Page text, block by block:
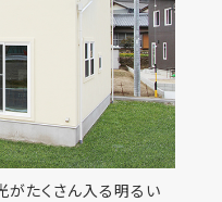
たくさん入る明るい